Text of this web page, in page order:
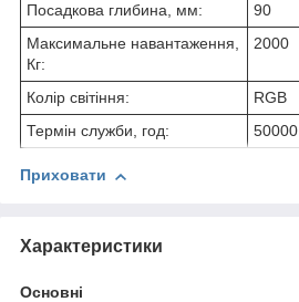
Посадкова глибина, мм:
90
Максимальне навантаження,
Кг:
2000
Колір світіння:
RGB
Термін служби, год:
50000
Приховати
Характеристики
Основні